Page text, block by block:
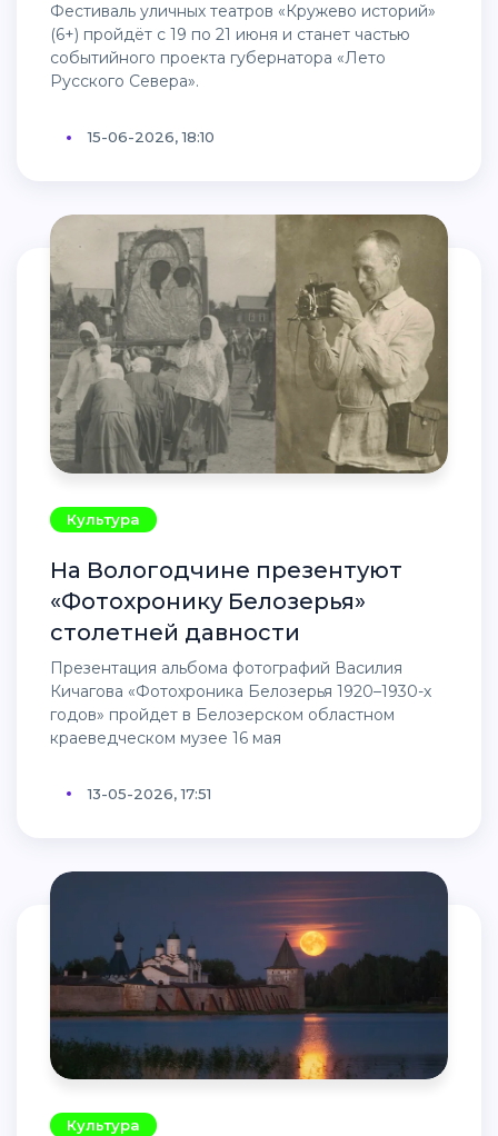
Фестиваль уличных театров «Кружево историй»
(6+) пройдёт с 19 по 21 июня и станет частью
событийного проекта губернатора «Лето
Русского Севера».
15-06-2026, 18:10
Культура
На Вологодчине презентуют
«Фотохронику Белозерья»
столетней давности
Презентация альбома фотографий Василия
Кичагова «Фотохроника Белозерья 1920–1930-х
годов» пройдет в Белозерском областном
краеведческом музее 16 мая
13-05-2026, 17:51
Культура